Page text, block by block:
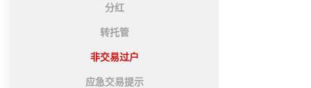
分红
转托管
非交易过户
应急交易提示